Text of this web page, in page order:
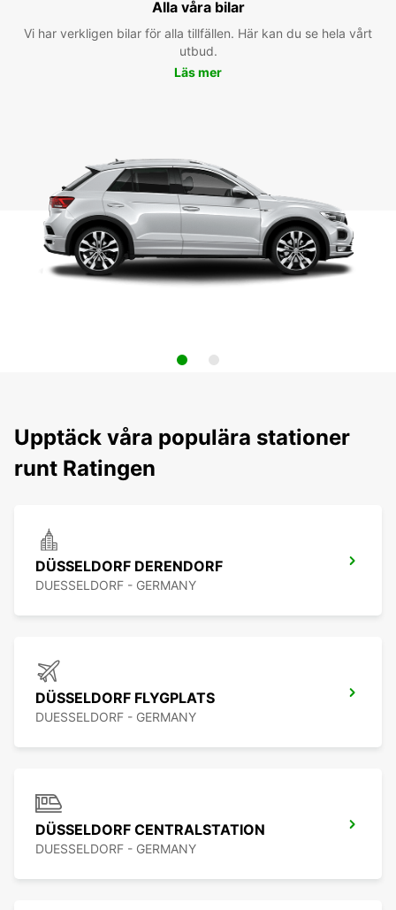
Alla våra bilar
Vi har verkligen bilar för alla tillfällen. Här kan du se hela vårt
utbud.
Läs mer
Upptäck våra populära stationer
runt Ratingen
DÜSSELDORF DERENDORF
DUESSELDORF - GERMANY
DÜSSELDORF FLYGPLATS
DUESSELDORF - GERMANY
DÜSSELDORF CENTRALSTATION
DUESSELDORF - GERMANY